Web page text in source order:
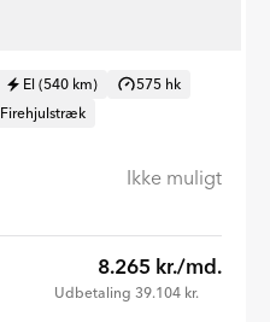
El (540 km)
575 hk
Firehjulstræk
Ikke muligt
8.265 kr./md.
Udbetaling 39.104 kr.